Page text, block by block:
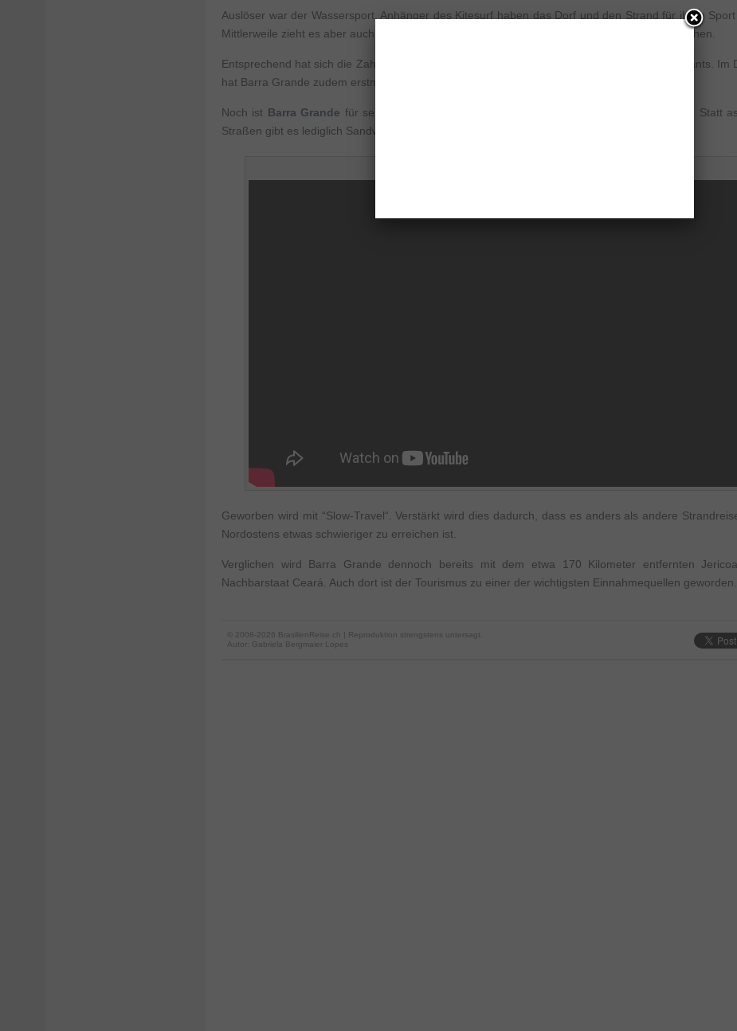
Auslöser war der Wassersport. Anhänger des Kitesurf haben das Dorf und den Strand für ihren Sport
Mittlerweile zieht es aber auch immer mehr Touristen an, die Sonne, Strand und Erholung suchen.
Entsprechend hat sich die Zahl der Pousadas und Gästebetten erhöht sowie die der Restaurants. Im
hat Barra Grande zudem erstmals ein gastronomisches Festival veranstaltet.
Noch ist Barra Grande für seine “tranquilidade“ (Ruhe) und idyllische Atmosphäre berühmt. Statt
Straßen gibt es lediglich Sandwege.
Geworben wird mit “Slow-Travel“. Verstärkt wird dies dadurch, dass es anders als andere
Nordostens etwas schwieriger zu erreichen ist.
Verglichen wird Barra Grande dennoch bereits mit dem etwa 170 Kilometer entfernten
Nachbarstaat Ceará. Auch dort ist der Tourismus zu einer der wichtigsten Einnahmequellen geworden.
© 2008-2026 BrasilienReise.ch | Reproduktion strengstens untersagt.
Autor: Gabriela Bergmaier Lopes